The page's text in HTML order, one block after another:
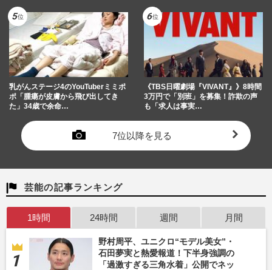
乳がんステージ4のYouTuberミミポ
ポ「腫瘍が皮膚から飛び出してき
た」34歳で余命…
《TBS日曜劇場『VIVANT』》8時間
3万円で「別班」を募集！詐欺の声
も「求人は事実…
7位以降を見る
芸能の記事ランキング
1時間 24時間 週間 月間
野村周平、ユニクロ“モデル美女”・
石田夢実と熱愛報道！下半身強調の
「過激すぎる三角水着」公開でネッ